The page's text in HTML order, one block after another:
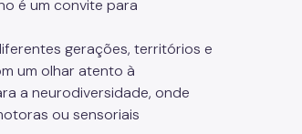
é um convite para
gerações, territórios e
um olhar atento à
a neurodiversidade, onde
ou sensoriais